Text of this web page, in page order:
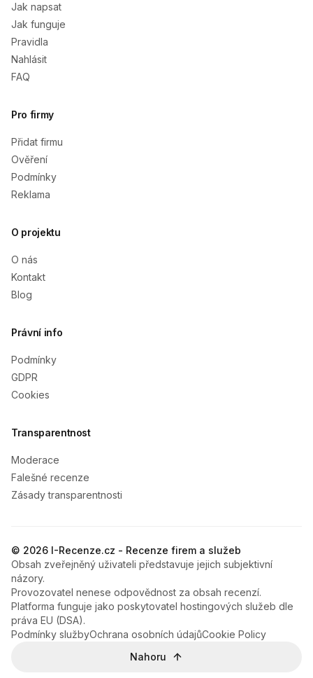
Jak napsat
Jak funguje
Pravidla
Nahlásit
FAQ
Pro firmy
Přidat firmu
Ověření
Podmínky
Reklama
O projektu
O nás
Kontakt
Blog
Právní info
Podmínky
GDPR
Cookies
Transparentnost
Moderace
Falešné recenze
Zásady transparentnosti
© 2026 I-Recenze.cz - Recenze firem a služeb
Obsah zveřejněný uživateli představuje jejich subjektivní
názory.
Provozovatel nenese odpovědnost za obsah recenzí.
Platforma funguje jako poskytovatel hostingových služeb dle
práva EU (DSA).
Podmínky službyOchrana osobních údajůCookie Policy
Nahoru